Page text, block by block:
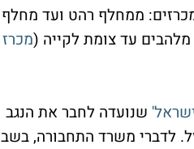
מלהבים עד צומת לקייה (
שנועדה לחבר את הנגב
לדברי משרד התחבורה,